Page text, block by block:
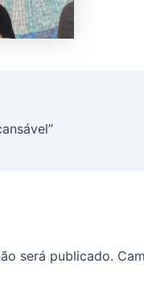
será publicado.